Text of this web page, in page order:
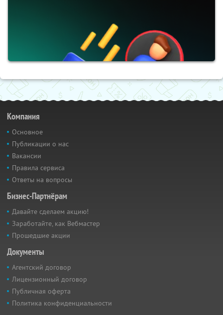
Компания
Основное
Публикации о нас
Вакансии
Правила сервиса
Ответы на вопросы
Бизнес-Партнёрам
Давайте сделаем акцию!
Заработайте, как Вебмастер
Прошедшие акции
Документы
Агентский договор
Лицензионный договор
Публичная оферта
Политика конфиденциальности